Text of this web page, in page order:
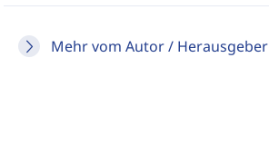
Mehr vom Autor / Herausgeber